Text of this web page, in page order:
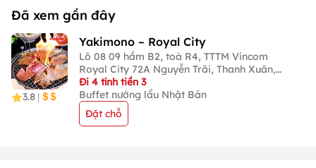
Đã xem gần đây
3.8 |
Yakimono – Royal City
Lô 08 09 hầm B2, toà R4, TTTM Vincom
Royal City 72A Nguyễn Trãi, Thanh Xuân,
Hà Nội
Đi 4 tính tiền 3
Buffet nướng lẩu Nhật Bản
Đặt chỗ